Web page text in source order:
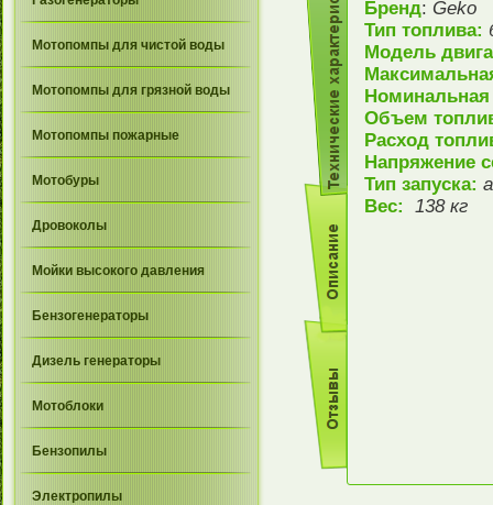
Мотопомпы для чистой воды
Мотопомпы для грязной воды
Мотопомпы пожарные
Мотобуры
Дровоколы
Мойки высокого давления
Бензогенераторы
Дизель генераторы
Мотоблоки
Бензопилы
Электропилы
Бренд: Geko
Тип топлива:
Модель
Объем
Расход
Напряжение
Тип запуска:
Вес: 138 кг